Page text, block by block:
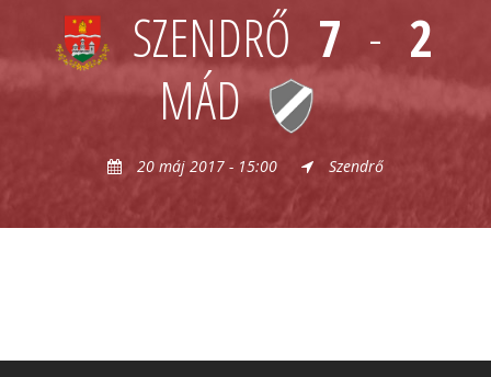
SZENDRŐ 7 - 2
MÁD
20 máj 2017 - 15:00 Szendrő